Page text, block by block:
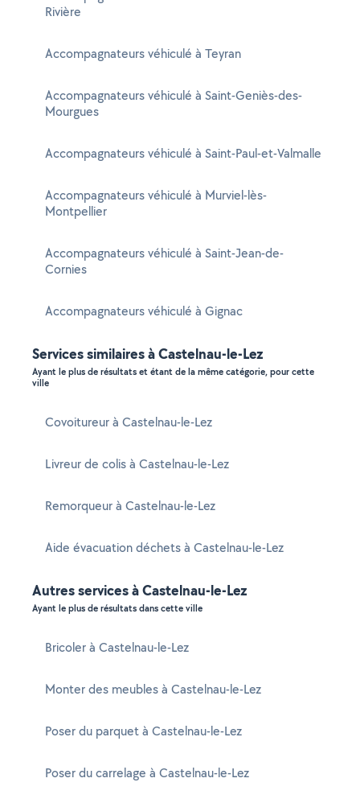
Rivière
Accompagnateurs véhiculé à Teyran
Accompagnateurs véhiculé à Saint-Geniès-des-
Mourgues
Accompagnateurs véhiculé à Saint-Paul-et-Valmalle
Accompagnateurs véhiculé à Murviel-lès-
Montpellier
Accompagnateurs véhiculé à Saint-Jean-de-
Cornies
Accompagnateurs véhiculé à Gignac
Services similaires à Castelnau-le-Lez
Ayant le plus de résultats et étant de la même catégorie, pour cette
ville
Covoitureur à Castelnau-le-Lez
Livreur de colis à Castelnau-le-Lez
Remorqueur à Castelnau-le-Lez
Aide évacuation déchets à Castelnau-le-Lez
Autres services à Castelnau-le-Lez
Ayant le plus de résultats dans cette ville
Bricoler à Castelnau-le-Lez
Monter des meubles à Castelnau-le-Lez
Poser du parquet à Castelnau-le-Lez
Poser du carrelage à Castelnau-le-Lez